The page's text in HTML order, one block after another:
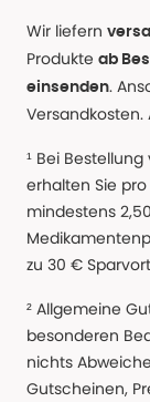
Wir liefern
Produkte ab
einsenden.
Versandkosten.
¹ Bei
erhalten Sie
mindestens
zu 30 €
² Allgemeine
besonderen
nichts
Gutscheinen,